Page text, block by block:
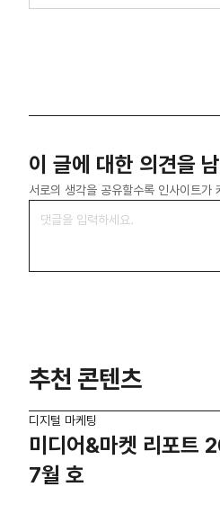
이 글에 대한 의견을
서로의 생각을 공유할수록 인사이트가
추천 콘텐츠
디지털 마케팅
미디어&마켓 리포트
7월 호